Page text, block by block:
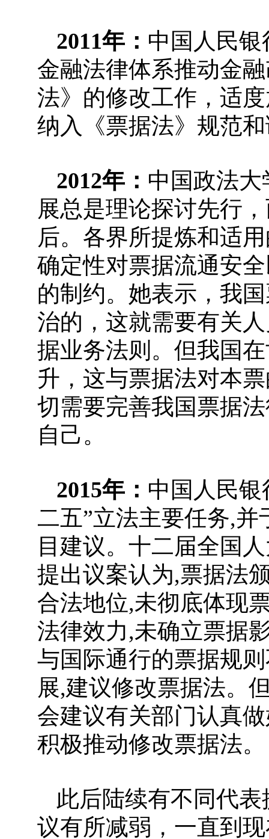
2011年： 中国人民
金融法律体系推动金
法》的修改工作，适
纳入《票据法》规范
2012年： 中国政法
展总是理论探讨先行
后。各界所提炼和适
确定性对票据流通安
的制约。她表示，我
治的，这就需要有关
据业务法则。但我国
升，这与票据法对本
切需要完善我国票据
自己。
2015年： 中国人民银
二五”立法主要任务,并
目建议。十二届全国
提出议案认为,票据法
合法地位,未彻底体现
法律效力,未确立票据
与国际通行的票据规
展,建议修改票据法。
会建议有关部门认真
积极推动修改票据法。
此后陆续有不同代
议有所减弱，一直到